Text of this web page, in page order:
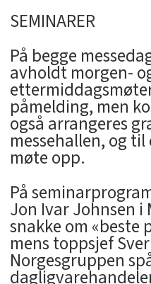
SEMINARER
På begge
avholdt morgen-
påmelding, men
også arrangeres
messehallen, og
møte opp.
På
Jon Ivar Johnsen i
snakke om «beste
mens toppsjef
Norgesgruppen